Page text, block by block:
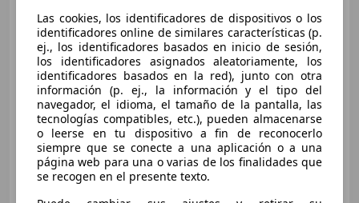
€ 19.900
Buen precio
10/2021 63.500 km
Electro/Gasolina
90 kW (122 CV)
Las cookies, los identificadores de dispositivos o los
identificadores online de similares características (p.
ej., los identificadores basados en inicio de sesión,
los identificadores asignados aleatoriamente, los
identificadores basados en la red), junto con otra
información (p. ej., la información y el tipo del
navegador, el idioma, el tamaño de la pantalla, las
tecnologías compatibles, etc.), pueden almacenarse
o leerse en tu dispositivo a fin de reconocerlo
siempre que se conecte a una aplicación o a una
página web para una o varias de los finalidades que
se recogen en el presente texto.